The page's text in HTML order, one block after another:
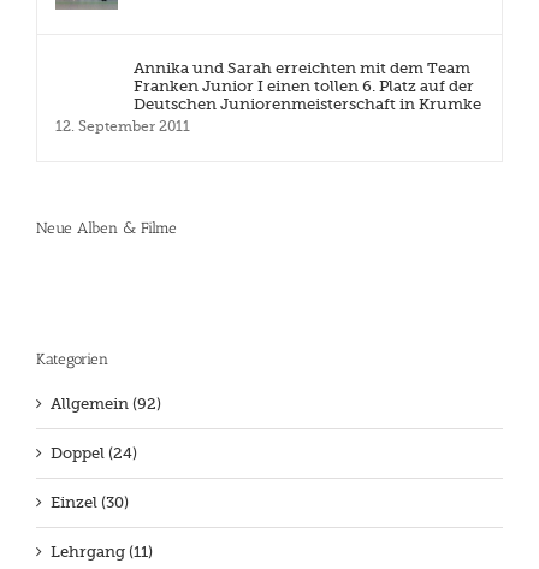
Annika und Sarah erreichten mit dem Team
Franken Junior I einen tollen 6. Platz auf der
Deutschen Juniorenmeisterschaft in Krumke
12. September 2011
Neue Alben & Filme
Kategorien
Allgemein (92)
Doppel (24)
Einzel (30)
Lehrgang (11)